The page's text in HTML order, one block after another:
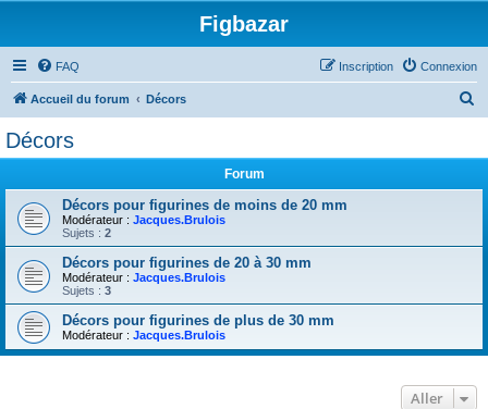
Figbazar
FAQ Connexion
Inscription
Accueil du forum Décors
e
Décors
Forum
Décors pour figurines de moins de 20 mm
Modérateur : Jacques.Brulois
Sujets : 2
Décors pour figurines de 20 à 30 mm
Modérateur : Jacques.Brulois
Sujets : 3
Décors pour figurines de plus de 30 mm
Modérateur : Jacques.Brulois
Aller